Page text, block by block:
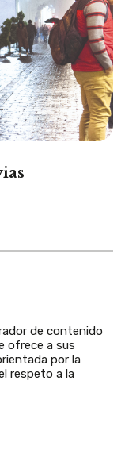
de contenido
ofrece a sus
por la
respeto a la